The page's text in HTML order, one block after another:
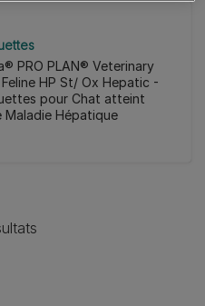
PRO PLAN® Veterinary
HP St/ Ox Hepatic -
pour Chat atteint
Maladie Hépatique